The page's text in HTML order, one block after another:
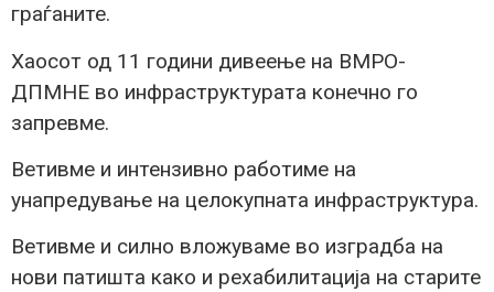
граѓаните.
Хаосот од 11 години дивеење на ВМРО-
ДПМНЕ во инфраструктурата конечно го
запревме.
Ветивме и интензивно работиме на
унапредување на целокупната инфраструктура.
Ветивме и силно вложуваме во изградба на
нови патишта како и рехабилитација на старите